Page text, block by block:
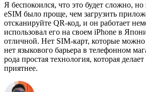
Я беспокоился, что это будет сложно, но
eSIM было проще, чем загрузить
отсканируйте QR-код, и он работает
использовал его на своем iPhone в
отличной. Нет SIM-карт, которые
нет языкового барьера в телефонном
рода простая технология, которая
приятнее.